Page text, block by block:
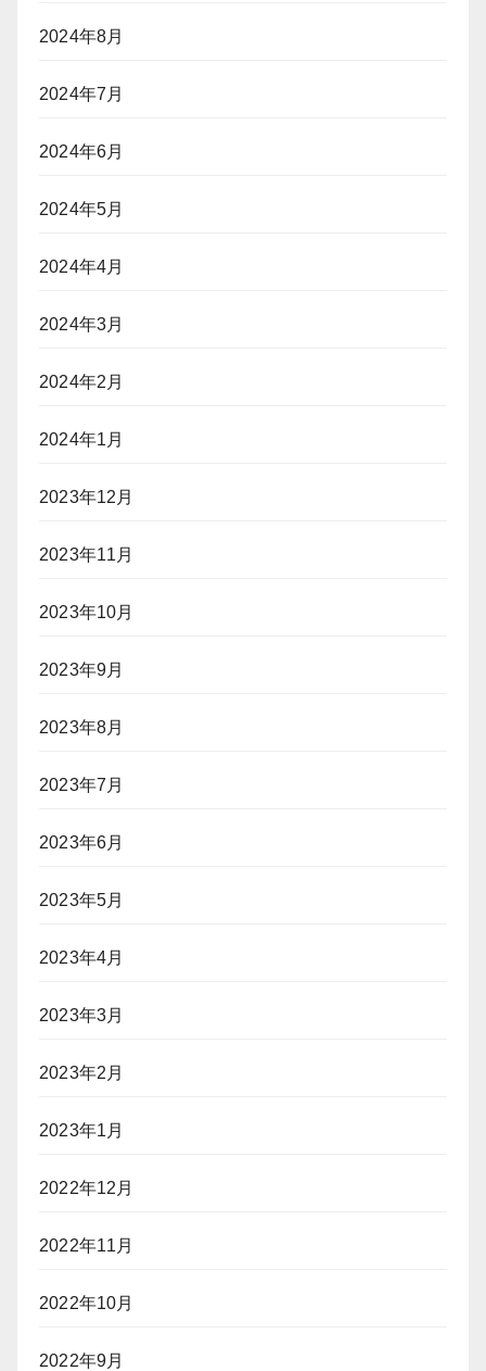
2024年8月
2024年7月
2024年6月
2024年5月
2024年4月
2024年3月
2024年2月
2024年1月
2023年12月
2023年11月
2023年10月
2023年9月
2023年8月
2023年7月
2023年6月
2023年5月
2023年4月
2023年3月
2023年2月
2023年1月
2022年12月
2022年11月
2022年10月
2022年9月